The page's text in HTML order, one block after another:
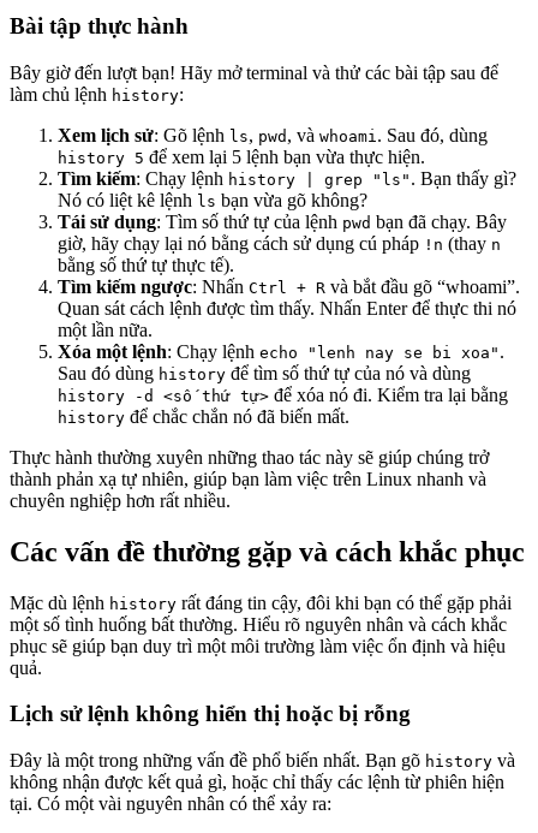
Bài tập thực hành
Bây giờ đến lượt bạn! Hãy mở terminal và thử các bài tập sau để
làm chủ lệnh history:
Xem lịch sử: Gõ lệnh ls, pwd , và whoami . Sau đó, dùng
history 5 để xem lại 5 lệnh bạn vừa thực hiện.
Tìm kiếm: Chạy lệnh history | grep "ls" . Bạn thấy gì?
Nó có liệt kê lệnh ls bạn vừa gõ không?
Tái sử dụng: Tìm số thứ tự của lệnh pwd bạn đã chạy. Bây
giờ, hãy chạy lại nó bằng cách sử dụng cú pháp !n (thay n
bằng số thứ tự thực tế).
Tìm kiếm ngược: Nhấn Ctrl + R và bắt đầu gõ “whoami”.
Quan sát cách lệnh được tìm thấy. Nhấn Enter để thực thi nó
một lần nữa.
Xóa một lệnh: Chạy lệnh echo "lenh nay se bi xoa" .
Sau đó dùng history để tìm số thứ tự của nó và dùng
history -d <số thứ tự> để xóa nó đi. Kiểm tra lại bằng
history để chắc chắn nó đã biến mất.
Thực hành thường xuyên những thao tác này sẽ giúp chúng trở
thành phản xạ tự nhiên, giúp bạn làm việc trên Linux nhanh và
chuyên nghiệp hơn rất nhiều.
Các vấn đề thường gặp và cách khắc phục
Mặc dù lệnh history rất đáng tin cậy, đôi khi bạn có thể gặp phải
một số tình huống bất thường. Hiểu rõ nguyên nhân và cách khắc
phục sẽ giúp bạn duy trì một môi trường làm việc ổn định và hiệu
quả.
Lịch sử lệnh không hiển thị hoặc bị rỗng
Đây là một trong những vấn đề phổ biến nhất. Bạn gõ history và
không nhận được kết quả gì, hoặc chỉ thấy các lệnh từ phiên hiện
tại. Có một vài nguyên nhân có thể xảy ra: